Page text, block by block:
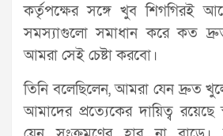
কর্তৃপক্ষের সঙ্গে খুব শিগগিরই
সমস্যাগুলো সমাধান করে কত
আমরা সেই চেষ্টা করবো।
তিনি বলেছিলেন, আমরা যেন দ্রুত
আমাদের প্রত্যেকের দায়িত্ব রয়েছে